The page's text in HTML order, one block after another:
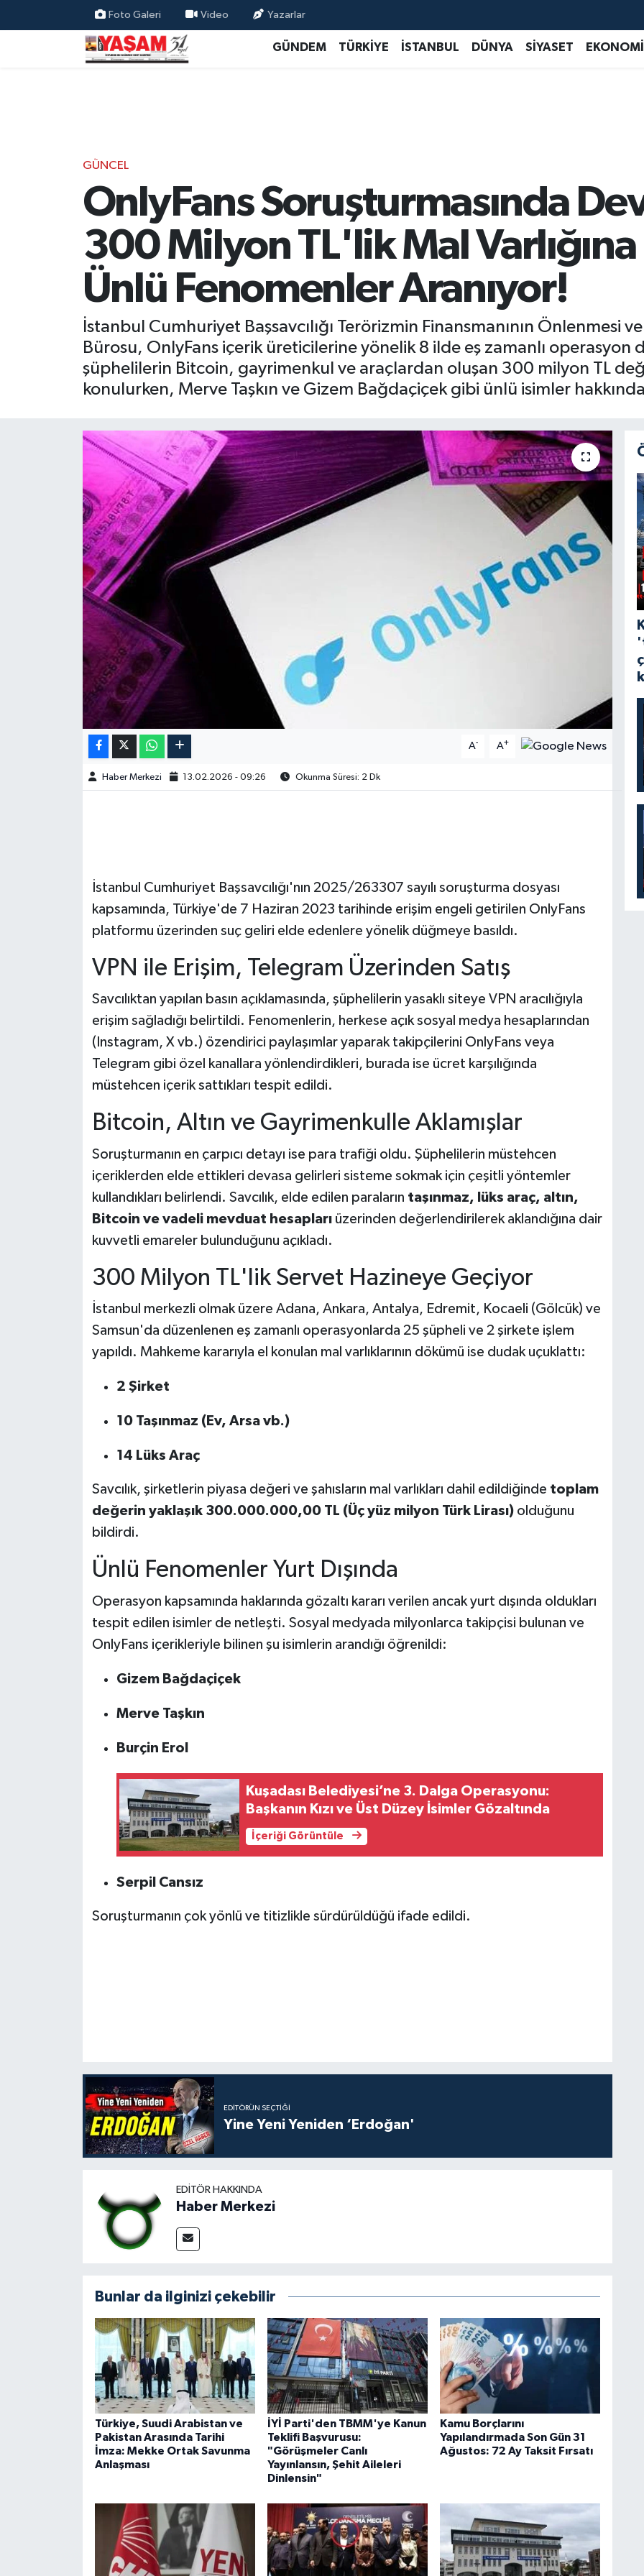
Foto Galeri Video Yazarlar
GÜNDEM TÜRKİYE İSTANBUL DÜNYA SİYASET EKONOMİ
GÜNCEL
OnlyFans Soruşturmasında
300 Milyon TL'lik Mal
Ünlü Fenomenler Aranıyor!
İstanbul Cumhuriyet Başsavcılığı Terörizmin Finansmanının Önlenmesi
Bürosu, OnlyFans içerik üreticilerine yönelik 8 ilde eş zamanlı
şüphelilerin Bitcoin, gayrimenkul ve araçlardan oluşan 300 milyon TL
konulurken, Merve Taşkın ve Gizem Bağdaçiçek gibi ünlü isimler
A- A+
Haber Merkezi 13.02.2026 - 09:26 Okunma Süresi: 2 Dk
İstanbul Cumhuriyet Başsavcılığı'nın 2025/263307 sayılı soruşturma dosyası
kapsamında, Türkiye'de 7 Haziran 2023 tarihinde erişim engeli getirilen OnlyFans
platformu üzerinden suç geliri elde edenlere yönelik düğmeye basıldı.
VPN ile Erişim, Telegram Üzerinden Satış
Savcılıktan yapılan basın açıklamasında, şüphelilerin yasaklı siteye VPN aracılığıyla
erişim sağladığı belirtildi. Fenomenlerin, herkese açık sosyal medya hesaplarından
(Instagram, X vb.) özendirici paylaşımlar yaparak takipçilerini OnlyFans veya
Telegram gibi özel kanallara yönlendirdikleri, burada ise ücret karşılığında
müstehcen içerik sattıkları tespit edildi.
Bitcoin, Altın ve Gayrimenkulle Aklamışlar
Soruşturmanın en çarpıcı detayı ise para trafiği oldu. Şüphelilerin müstehcen
içeriklerden elde ettikleri devasa gelirleri sisteme sokmak için çeşitli yöntemler
kullandıkları belirlendi. Savcılık, elde edilen paraların taşınmaz, lüks araç, altın,
Bitcoin ve vadeli mevduat hesaplarıüzerinden değerlendirilerek aklandığına dair
kuvvetli emareler bulunduğunu açıkladı.
300 Milyon TL'lik Servet Hazineye Geçiyor
İstanbul merkezli olmak üzere Adana, Ankara, Antalya, Edremit, Kocaeli (Gölcük) ve
Samsun'da düzenlenen eş zamanlı operasyonlarda 25 şüpheli ve 2 şirkete işlem
yapıldı. Mahkeme kararıyla el konulan mal varlıklarının dökümü ise dudak uçuklattı:
2 Şirket
10 Taşınmaz (Ev, Arsa vb.)
14 Lüks Araç
Savcılık, şirketlerin piyasa değeri ve şahısların mal varlıkları dahil edildiğinde toplam
değerin yaklaşık 300.000.000,00 TL (Üç yüz milyon Türk Lirası)olduğunu
bildirdi.
Ünlü Fenomenler Yurt Dışında
Operasyon kapsamında haklarında gözaltı kararı verilen ancak yurt dışında oldukları
tespit edilen isimler de netleşti. Sosyal medyada milyonlarca takipçisi bulunan ve
OnlyFans içerikleriyle bilinen şu isimlerin arandığı öğrenildi:
Gizem Bağdaçiçek
Merve Taşkın
Burçin Erol
Kuşadası Belediyesi’ne 3. Dalga Operasyonu:
Başkanın Kızı ve Üst Düzey İsimler Gözaltında
İçeriği Görüntüle
Serpil Cansız
Soruşturmanın çok yönlü ve titizlikle sürdürüldüğü ifade edildi.
EDITÖRÜN SEÇTIĞI
Yine Yeni Yeniden ‘Erdoğan'
EDITÖR HAKKINDA
Haber Merkezi
Bunlar da ilginizi çekebilir
Türkiye, Suudi Arabistan ve
Pakistan Arasında Tarihi
İmza: Mekke Ortak Savunma
Anlaşması
İYİ Parti'den TBMM'ye Kanun
Teklifi Başvurusu:
"Görüşmeler Canlı
Yayınlansın, Şehit Aileleri
Dinlensin"
Kamu Borçlarını
Yapılandırmada Son Gün 31
Ağustos: 72 Ay Taksit Fırsatı